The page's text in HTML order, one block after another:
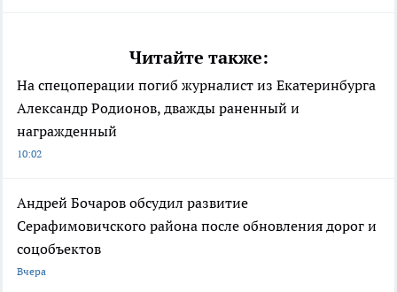
Читайте также:
На спецоперации погиб журналист из Екатеринбурга
Александр Родионов, дважды раненный и
награжденный
10:02
Андрей Бочаров обсудил развитие
Серафимовичского района после обновления дорог и
соцобъектов
Вчера